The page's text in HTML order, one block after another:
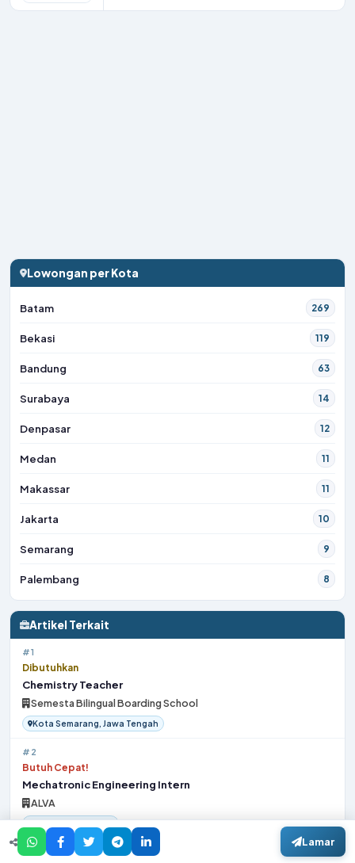
Lowongan per Kota
Batam 269
Bekasi 119
Bandung 63
Surabaya 14
Denpasar 12
Medan 11
Makassar 11
Jakarta 10
Semarang 9
Palembang 8
Artikel Terkait
#1
Dibutuhkan
Chemistry Teacher
Semesta Bilingual Boarding School
Kota Semarang, Jawa Tengah
#2
Butuh Cepat!
Mechatronic Engineering Intern
ALVA
Bekasi, Jawa Barat
Lamar